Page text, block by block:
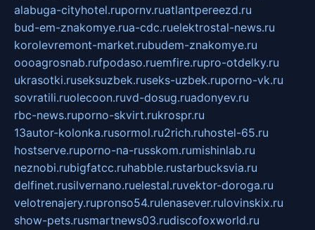
alabuga-cityhotel.rupornv.ruatlantpereezd.ru
bud-em-znakomye.rua-cdc.ruelektrostal-news.ru
korolevremont-market.rubudem-znakomye.ru
oooagrosnab.rufpodaso.ruemfire.rupro-otdelky.ru
ukrasotki.ruseksuzbek.ruseks-uzbek.ruporno-vk.ru
sovratili.ruolecoon.ruvd-dosug.ruadonyev.ru
rbc-news.ruporno-skvirt.rukrospr.ru
13autor-kolonka.rusormol.ru2rich.ruhostel-65.ru
hostserve.ruporno-na-russkom.rumishinlab.ru
neznobi.rubigfatcc.ruhabble.rustarbucksvia.ru
delfinet.rusilvernano.ruelestal.ruvektor-doroga.ru
velotrenajery.rupronso54.rulenasever.rulovinskix.ru
show-pets.rusmartnews03.rudiscofoxworld.ru